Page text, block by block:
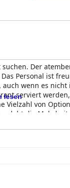
Der
Personal ist
auch wenn es
serviert
Vielzahl von
lobt die Mehrheit
viele Gäste
Ziel
lesen